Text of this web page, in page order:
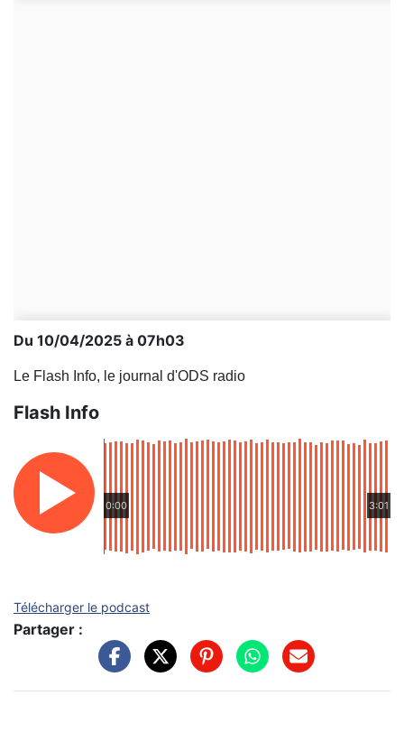
Du 10/04/2025 à 07h03
Le Flash Info, le journal d'ODS radio
Flash Info
0:00 3:01
Télécharger le podcast
Partager :